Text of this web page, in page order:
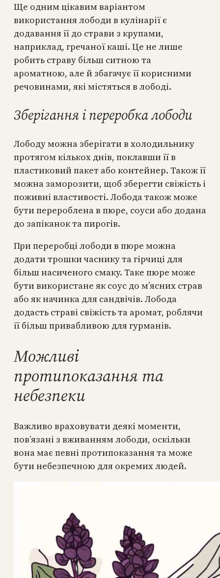
Ще одним цікавим варіантом
використання лободи в кулінарії є
додавання її до страви з крупами,
наприклад, гречаної каші. Це не лише
робить страву більш ситною та
ароматною, але й збагачує її корисними
речовинами, які містяться в лободі.
Зберігання і переробка лободи
Лободу можна зберігати в холодильнику
протягом кількох днів, поклавши її в
пластиковий пакет або контейнер. Також її
можна заморозити, щоб зберегти свіжість і
поживні властивості. Лобода також може
бути перероблена в пюре, соуси або додана
до запіканок та пирогів.
При переробці лободи в пюре можна
додати трошки часнику та гірчиці для
більш насиченого смаку. Таке пюре може
бути використане як соус до м’ясних страв
або як начинка для сандвічів. Лобода
додасть страві свіжість та аромат, роблячи
її більш привабливою для гурманів.
Можливі
протипоказання та
небезпеки
Важливо враховувати деякі моменти,
пов’язані з вживанням лободи, оскільки
вона має певні протипоказання та може
бути небезпечною для окремих людей.